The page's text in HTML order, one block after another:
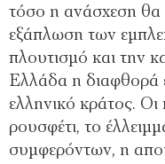
τόσο η ανάσχεση θα
εξάπλωση των
πλουτισμό και την
Ελλάδα η διαφθορά
ελληνικό κράτος. Οι
ρουσφέτι, το
συμφερόντων, η